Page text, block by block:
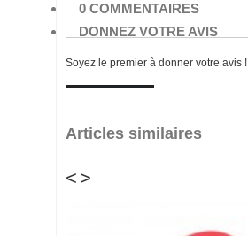
0 COMMENTAIRES
DONNEZ VOTRE AVIS
Soyez le premier à donner votre avis !
Articles similaires
< >